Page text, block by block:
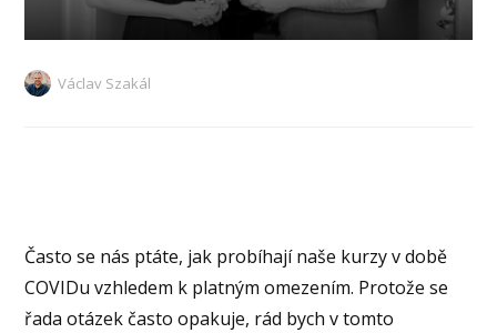
Václav Szakál
Často se nás ptáte, jak probíhají naše kurzy v době
COVIDu vzhledem k platným omezením. Protože se
řada otázek často opakuje, rád bych v tomto